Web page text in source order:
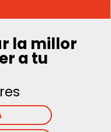
la millor
a tu